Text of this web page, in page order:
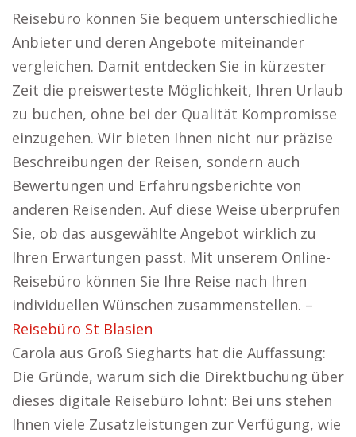
Reisebüro können Sie bequem unterschiedliche
Anbieter und deren Angebote miteinander
vergleichen. Damit entdecken Sie in kürzester
Zeit die preiswerteste Möglichkeit, Ihren Urlaub
zu buchen, ohne bei der Qualität Kompromisse
einzugehen. Wir bieten Ihnen nicht nur präzise
Beschreibungen der Reisen, sondern auch
Bewertungen und Erfahrungsberichte von
anderen Reisenden. Auf diese Weise überprüfen
Sie, ob das ausgewählte Angebot wirklich zu
Ihren Erwartungen passt. Mit unserem Online-
Reisebüro können Sie Ihre Reise nach Ihren
individuellen Wünschen zusammenstellen. –
Reisebüro St Blasien
Carola aus Groß Siegharts hat die Auffassung:
Die Gründe, warum sich die Direktbuchung über
dieses digitale Reisebüro lohnt: Bei uns stehen
Ihnen viele Zusatzleistungen zur Verfügung, wie